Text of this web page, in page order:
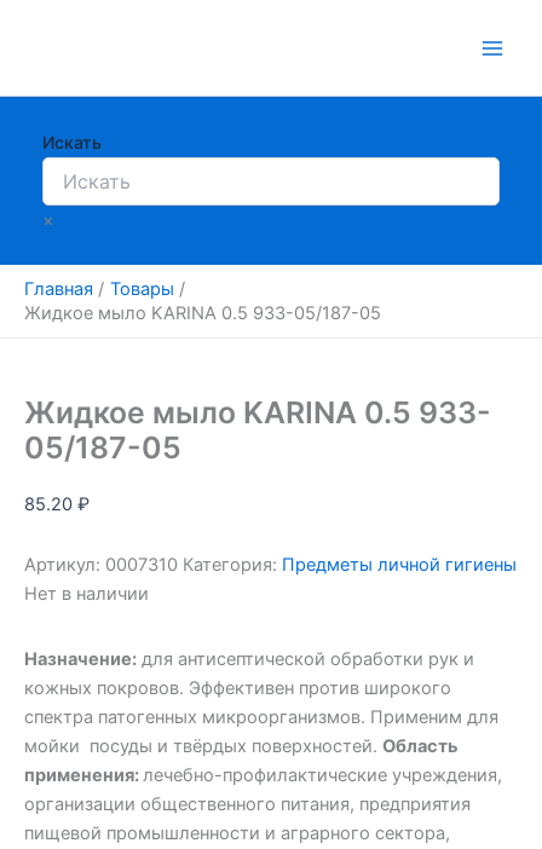
Искать
×
Главная
Товары
Жидкое мыло KARINA 0.5 933-05/187-05
Жидкое мыло KARINA 0.5 933-
05/187-05
85.20 ₽
Артикул: 0007310 Категория: Предметы личной гигиены
Нет в наличии
Назначение: для антисептической обработки рук и
кожных покровов. Эффективен против широкого
спектра патогенных микроорганизмов. Применим для
мойки посуды и твёрдых поверхностей. Область
применения:лечебно-профилактические учреждения,
организации общественного питания, предприятия
пищевой промышленности и аграрного сектора,